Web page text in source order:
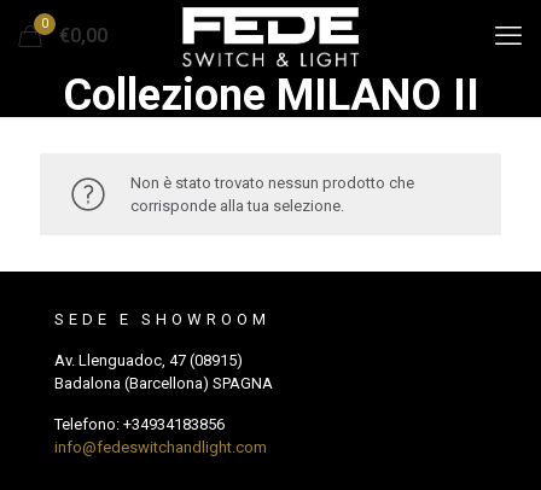
0
€0,00
Collezione MILANO II
Non è stato trovato nessun prodotto che
corrisponde alla tua selezione.
SEDE E SHOWROOM
Av. Llenguadoc, 47 (08915)
Badalona (Barcellona) SPAGNA
Telefono: +34934183856
info@fedeswitchandlight.com